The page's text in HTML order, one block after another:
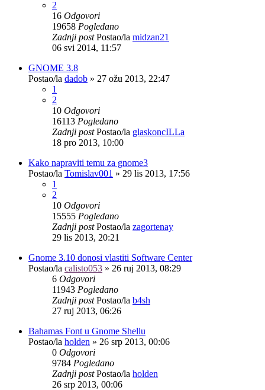
2
16 Odgovori
19658 Pogledano
Zadnji postPostao/la midzan21
06 svi 2014, 11:57
GNOME 3.8
Postao/la dadob » 27 ožu 2013, 22:47
1
2
10 Odgovori
16113 Pogledano
Zadnji postPostao/la glaskoncILLa
18 pro 2013, 10:00
Kako napraviti temu za gnome3
Postao/la Tomislav001 » 29 lis 2013, 17:56
1
2
10 Odgovori
15555 Pogledano
Zadnji postPostao/la zagortenay
29 lis 2013, 20:21
Gnome 3.10 donosi vlastiti Software Center
Postao/la calisto053 » 26 ruj 2013, 08:29
6 Odgovori
11943 Pogledano
Zadnji postPostao/la b4sh
27 ruj 2013, 06:26
Bahamas Font u Gnome Shellu
Postao/la holden » 26 srp 2013, 00:06
0 Odgovori
9784 Pogledano
Zadnji postPostao/la holden
26 srp 2013, 00:06